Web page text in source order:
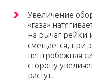
Увеличение
«газа»
на рычаг рейки
смещается, при
центробежная
сторону
растут.